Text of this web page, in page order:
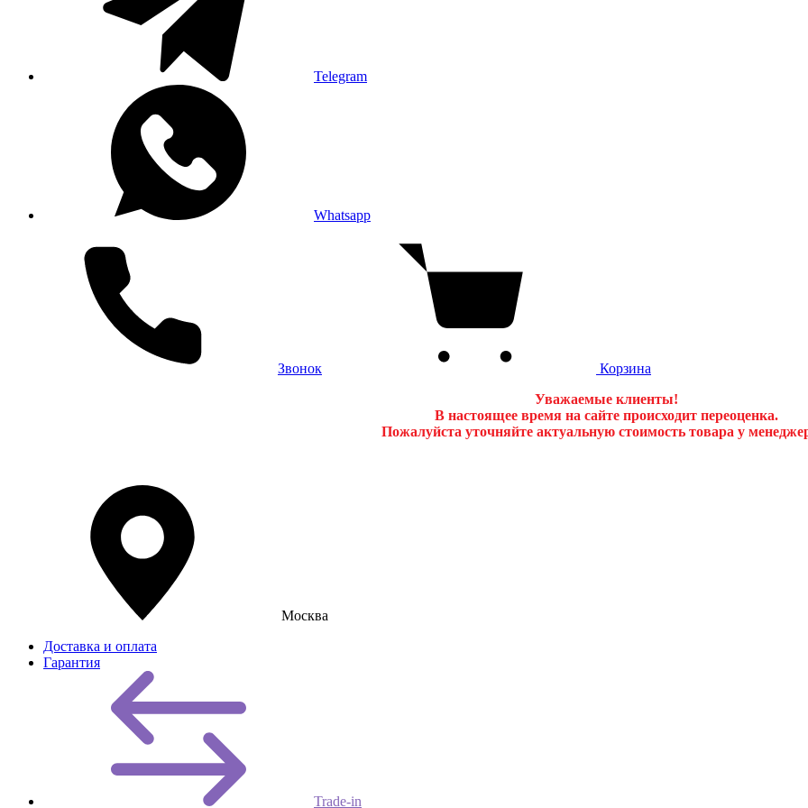
Telegram
Whatsapp
Звонок
Корзина
Уважаемые клиенты!
В настоящее время на сайте происходит переоценка.
Пожалуйста уточняйте актуальную стоимость товара у
Москва
Доставка и оплата
Гарантия
Trade-in